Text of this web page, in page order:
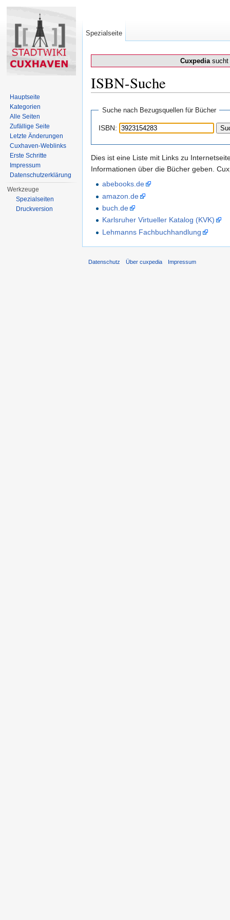
Cuxpediasucht
ISBN-Suche
Suche nach Bezugsquellen für Bücher
ISBN:
Dies ist eine Liste mit Links zu
Informationen über die Bücher geben.
abebooks.de
amazon.de
buch.de
Karlsruher Virtueller Katalog (KVK)
Lehmanns Fachbuchhandlung
Spezialseite
Hauptseite
Kategorien
Alle Seiten
Zufällige Seite
Letzte Änderungen
Cuxhaven-Weblinks
Erste Schritte
Impressum
Datenschutzerklärung
Werkzeuge
Spezialseiten
Druckversion
Datenschutz Über cuxpedia Impressum